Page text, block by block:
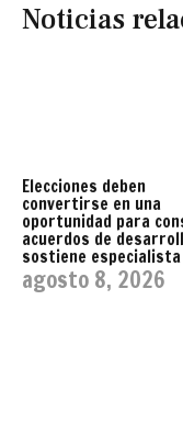
Noticias
Elecciones deben
convertirse en una
oportunidad para
acuerdos de
sostiene especialista
agosto 8, 2026